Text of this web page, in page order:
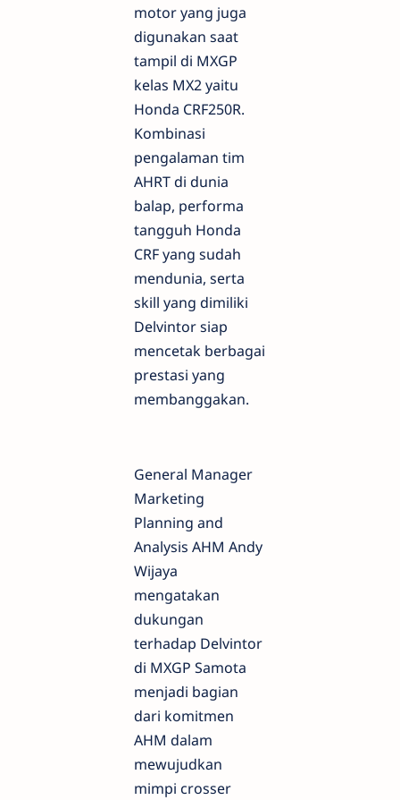
motor yang juga
digunakan saat
tampil di MXGP
kelas MX2 yaitu
Honda CRF250R.
Kombinasi
pengalaman tim
AHRT di dunia
balap, performa
tangguh Honda
CRF yang sudah
mendunia, serta
skill yang dimiliki
Delvintor siap
mencetak berbagai
prestasi yang
membanggakan.
General Manager
Marketing
Planning and
Analysis AHM Andy
Wijaya
mengatakan
dukungan
terhadap Delvintor
di MXGP Samota
menjadi bagian
dari komitmen
AHM dalam
mewujudkan
mimpi crosser